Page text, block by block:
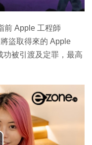
前 Apple 工程師
盜取得來的 Apple
功被引渡及定罪，最高